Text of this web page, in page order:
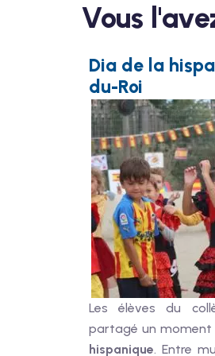
Vous
Dia de la
du-Roi
Les élèves du
partagé un
hispanique. Entre